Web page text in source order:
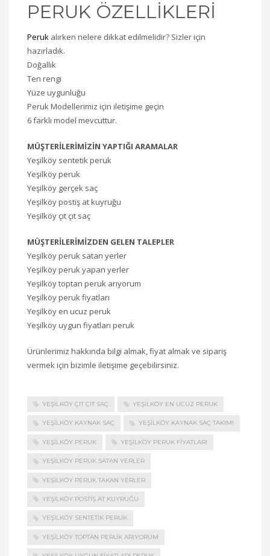
PERUK ÖZELLİKLERİ
Peruk alırken nelere dikkat edilmelidir? Sizler için
hazırladık.
Doğallık
Ten rengi
Yüze uygunluğu
Peruk Modellerimiz için iletişime geçin
6 farklı model mevcuttur.
MÜŞTERİLERİMİZİN YAPTIĞI ARAMALAR
Yeşilköy sentetik peruk
Yeşilköy peruk
Yeşilköy gerçek saç
Yeşilköy postiş at kuyruğu
Yeşilköy çıt çıt saç
MÜŞTERİLERİMİZDEN GELEN TALEPLER
Yeşilköy peruk satan yerler
Yeşilköy peruk yapan yerler
Yeşilköy toptan peruk arıyorum
Yeşilköy peruk fiyatları
Yeşilköy en ucuz peruk
Yeşilköy uygun fiyatları peruk
Ürünlerimiz hakkında bilgi almak, fiyat almak ve sipariş
vermek için bizimle iletişime geçebilirsiniz.
YEŞILKÖY ÇIT ÇIT SAÇ YEŞILKÖY EN UCUZ PERUK
YEŞILKÖY KAYNAK SAÇ YEŞILKÖY KAYNAK SAÇ TAKIMI
YEŞILKÖY PERUK YEŞILKÖY PERUK FIYATLARI
YEŞILKÖY PERUK SATAN YERLER
YEŞILKÖY PERUK TAKAN YERLER
YEŞILKÖY POSTIŞ AT KUYRUĞU
YEŞILKÖY SENTETIK PERUK
YEŞILKÖY TOPTAN PERUK ARIYORUM